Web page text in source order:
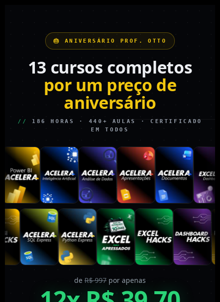
🎂 ANIVERSÁRIO PROF. OTTO
13 cursos completos
por um preço de
aniversário
//
186 HORAS · 440+ AULAS · CERTIFICADO
EM TODOS
de R$ 997 por apenas